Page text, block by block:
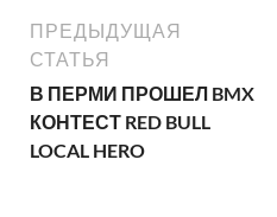
ПРЕДЫДУЩАЯ
СТАТЬЯ
В ПЕРМИ ПРОШЕЛ BMX
КОНТЕСТ RED BULL
LOCAL HERO